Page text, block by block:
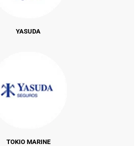
YASUDA
TOKIO MARINE